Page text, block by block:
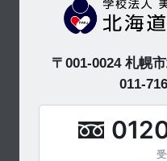
〒001-0024 札幌
011-